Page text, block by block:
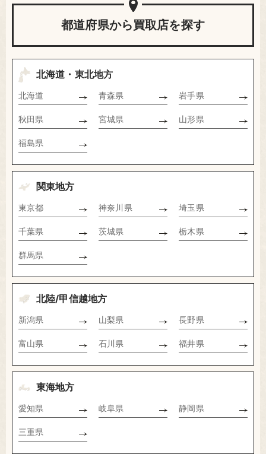
都道府県から買取店を探す
北海道・東北地方
北海道 青森県 岩手県
秋田県 宮城県 山形県
福島県
関東地方
東京都 神奈川県 埼玉県
千葉県 茨城県 栃木県
群馬県
北陸/甲信越地方
新潟県 山梨県 長野県
富山県 石川県 福井県
東海地方
愛知県 岐阜県 静岡県
三重県